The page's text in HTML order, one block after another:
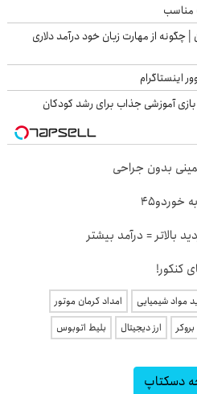
مناسب
چگونه از مهارت زبان خود درآمد دلاری
اینستاگرام
آموزشی جذاب برای رشد کودکان
بدون جراحی
خوردو45
بالاتر = درآمد بیشتر
کنکور!
مواد شیمیایی
امداد کرمان موتور
ارز دیجیتال بلیط اتوبوس
دسکتاپ